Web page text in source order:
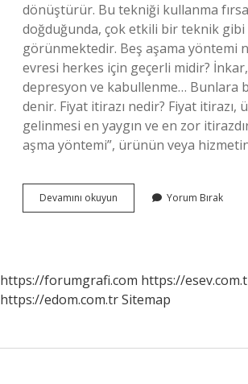
dönüştürür. Bu tekniği kullanma
doğduğunda, çok etkili bir teknik gibi
görünmektedir. Beş aşama yöntemi
evresi herkes için geçerli midir?
depresyon ve kabullenme… Bunlara
denir. Fiyat itirazı nedir? Fiyat itirazı,
gelinmesi en yaygın ve en zor
aşma yöntemi”, ürünün veya
Devamını okuyun
Itiraz
Yorum Bırak
https://forumgrafi.com https://
https://edom.com.trSitemap